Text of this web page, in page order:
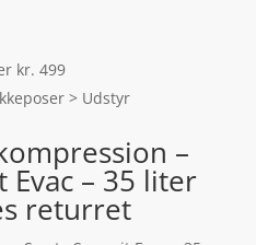
kr. 499
> Udstyr
–
Evac – 35 liter
returret